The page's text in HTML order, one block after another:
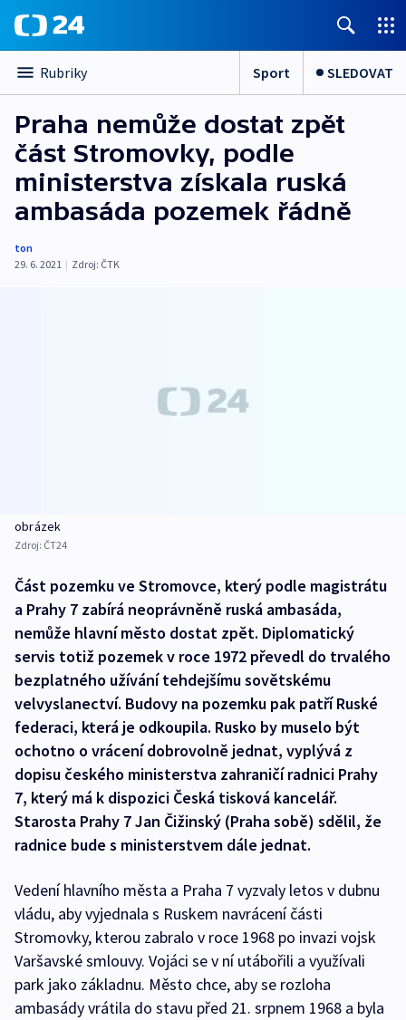
Rubriky Sport SLEDOVAT
Praha nemůže dostat zpět
část Stromovky, podle
ministerstva získala ruská
ambasáda pozemek řádně
ton
29. 6. 2021 | Zdroj: ČTK
obrázek
Zdroj: ČT24
Část pozemku ve Stromovce, který podle magistrátu
a Prahy 7 zabírá neoprávněně ruská ambasáda,
nemůže hlavní město dostat zpět. Diplomatický
servis totiž pozemek v roce 1972 převedl do trvalého
bezplatného užívání tehdejšímu sovětskému
velvyslanectví. Budovy na pozemku pak patří Ruské
federaci, která je odkoupila. Rusko by muselo být
ochotno o vrácení dobrovolně jednat, vyplývá z
dopisu českého ministerstva zahraničí radnici Prahy
7, který má k dispozici Česká tisková kancelář.
Starosta Prahy 7 Jan Čižinský (Praha sobě) sdělil, že
radnice bude s ministerstvem dále jednat.
Vedení hlavního města a Praha 7 vyzvaly letos v dubnu
vládu, aby vyjednala s Ruskem navrácení části
Stromovky, kterou zabralo v roce 1968 po invazi vojsk
Varšavské smlouvy. Vojáci se v ní utábořili a využívali
park jako základnu. Město chce, aby se rozloha
ambasády vrátila do stavu před 21. srpnem 1968 a byla